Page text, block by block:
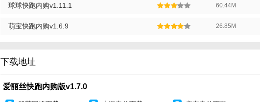
3. 金币管理：优先购买提升奔跑速度或护盾持续时间的道具，强化角色能力；后期可
与趣味性。
球球快跑内购v1.11.1 60.44M
萌宝快跑内购v1.6.9 26.85M
下载地址
爱丽丝快跑内购版v1.7.0